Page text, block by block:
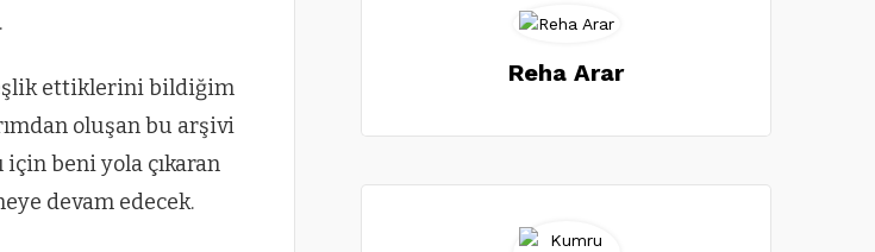
ettiklerini bildiğim
oluşan bu arşivi
için beni yola çıkaran
devam edecek.
Reha Arar